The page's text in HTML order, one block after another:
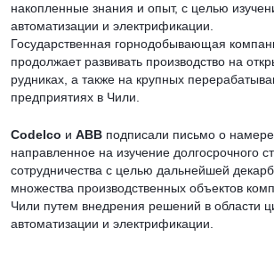
накопленные знания и опыт, с целью
автоматизации и электрификации.
Государственная горнодобывающая
продолжает развивать производство на
рудниках, а также на крупных
предприятиях в Чили.
Codelco и ABB подписали письмо о
направленное на изучение долгосрочного
сотрудничества с целью дальнейшей
множества производственных объектов
Чили путем внедрения решений в области
автоматизации и электрификации.